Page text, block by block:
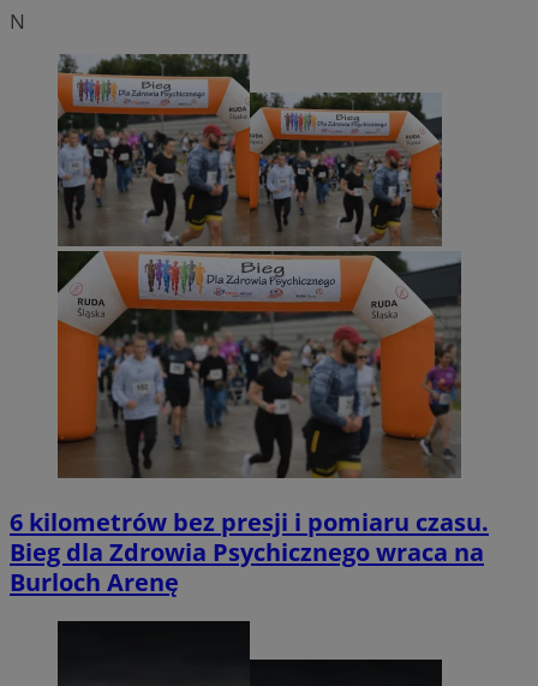
N
6 kilometrów bez presji i pomiaru czasu.
Bieg dla Zdrowia Psychicznego wraca na
Burloch Arenę